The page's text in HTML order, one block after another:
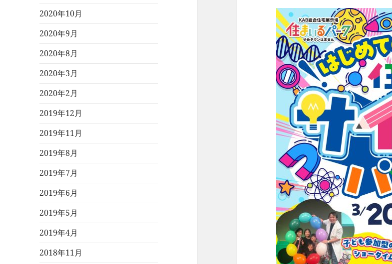
2020年10月
2020年9月
2020年8月
2020年3月
2020年2月
2019年12月
2019年11月
2019年8月
2019年7月
2019年6月
2019年5月
2019年4月
2018年11月